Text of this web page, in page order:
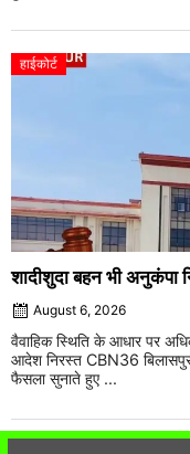
हाईकोर्ट
शादीशुदा बहन भी अनुकंपा
August 6, 2026
वैवाहिक स्थिति के आधार पर
आदेश निरस्त CBN36
फैसला सुनाते हुए ...